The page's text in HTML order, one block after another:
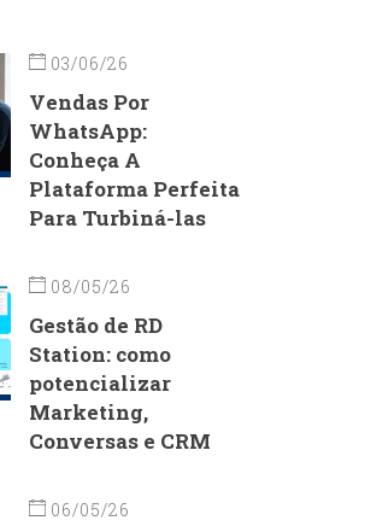
03/06/26
Vendas Por
WhatsApp:
Conheça A
Plataforma Perfeita
Para Turbiná-las
08/05/26
Gestão de RD
Station: como
potencializar
Marketing,
Conversas e CRM
06/05/26